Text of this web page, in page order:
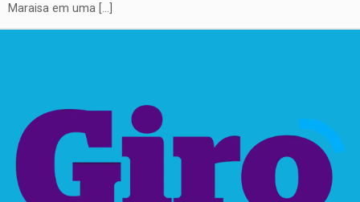
Maraisa em uma […]